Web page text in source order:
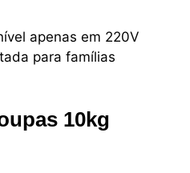
apenas em 220V
para famílias
10kg